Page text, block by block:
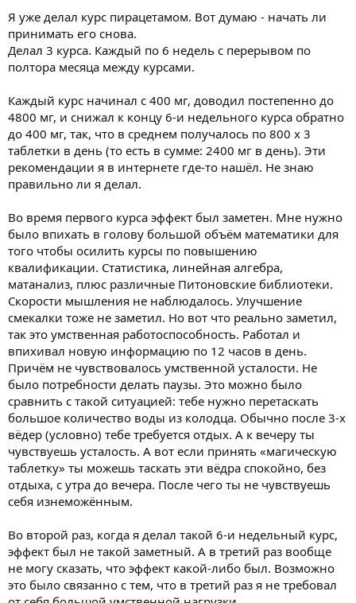
Я уже делал курс пирацетамом. Вот думаю - начать ли
принимать его снова.
Делал 3 курса. Каждый по 6 недель с перерывом по
полтора месяца между курсами.
Каждый курс начинал с 400 мг, доводил постепенно до
4800 мг, и снижал к концу 6-и недельного курса обратно
до 400 мг, так, что в среднем получалось по 800 х 3
таблетки в день (то есть в сумме: 2400 мг в день). Эти
рекомендации я в интернете где-то нашёл. Не знаю
правильно ли я делал.
Во время первого курса эффект был заметен. Мне нужно
было впихать в голову большой объём математики для
того чтобы осилить курсы по повышению
квалификации. Статистика, линейная алгебра,
матанализ, плюс различные Питоновские библиотеки.
Скорости мышления не наблюдалось. Улучшение
смекалки тоже не заметил. Но вот что реально заметил,
так это умственная работоспособность. Работал и
впихивал новую информацию по 12 часов в день.
Причём не чувствовалось умственной усталости. Не
было потребности делать паузы. Это можно было
сравнить с такой ситуацией: тебе нужно перетаскать
большое количество воды из колодца. Обычно после 3-х
вёдер (условно) тебе требуется отдых. А к вечеру ты
чувствуешь усталость. А вот если принять «магическую
таблетку» ты можешь таскать эти вёдра спокойно, без
отдыха, с утра до вечера. После чего ты не чувствуешь
себя изнеможённым.
Во второй раз, когда я делал такой 6-и недельный курс,
эффект был не такой заметный. А в третий раз вообще
не могу сказать, что эффект какой-либо был. Возможно
это было связанно с тем, что в третий раз я не требовал